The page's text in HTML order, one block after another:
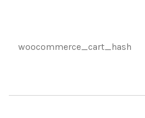
woocommerce_cart_hash